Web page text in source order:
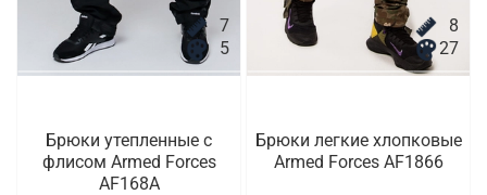
7
5
Брюки утепленные с
флисом Armed Forces
AF168A
8
27
Брюки легкие хлопковые
Armed Forces AF1866